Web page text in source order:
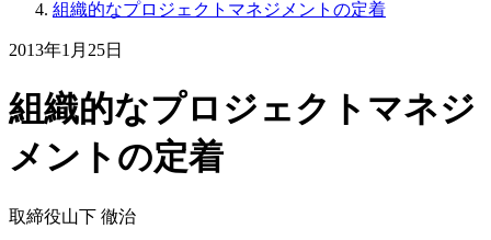
組織的なプロジェクトマネジメントの定着
2013年1月25日
組織的なプロジェクトマネジ
メントの定着
取締役山下 徹治